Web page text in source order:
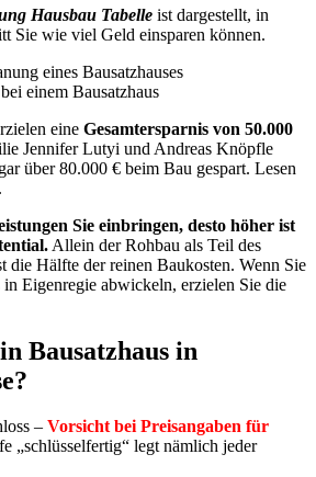
Hausbau Tabelle ist dargestellt, in
Sie wie viel Geld einsparen können.
einem Bausatzhaus
eine Gesamtersparnis von 50.000
Jennifer Lutyi und Andreas Knöpfle
über 80.000 € beim Bau gespart. Lesen
Sie einbringen, desto höher ist
Allein der Rohbau als Teil des
die Hälfte der reinen Baukosten. Wenn Sie
in Eigenregie abwickeln, erzielen Sie die
Bausatzhaus in
– Vorsicht bei Preisangaben für
„schlüsselfertig“ legt nämlich jeder